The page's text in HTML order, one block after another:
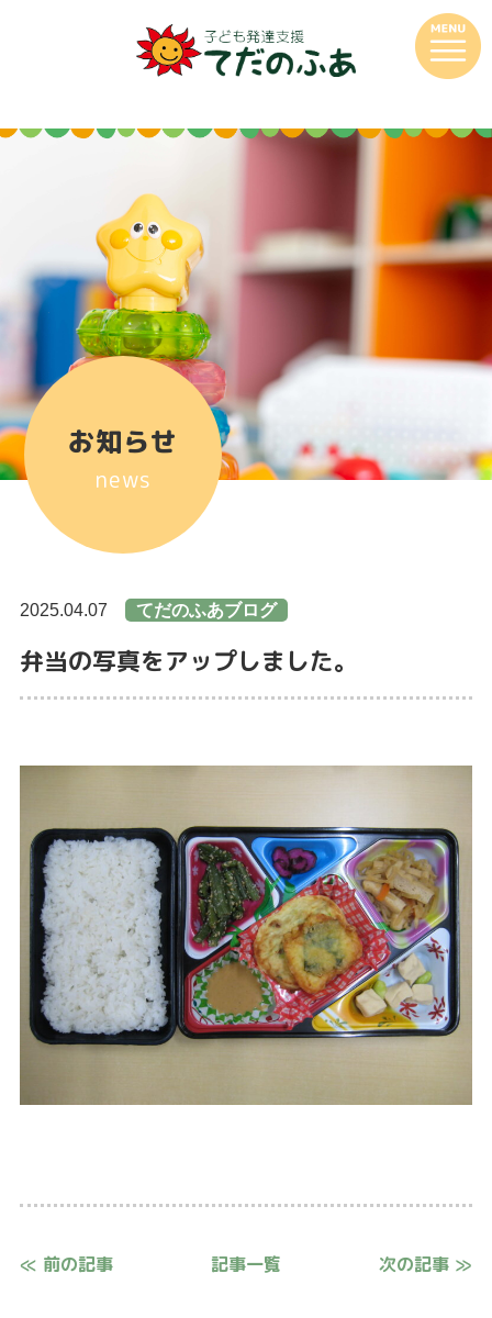
お知らせ
news
2025.04.07 てだのふあブログ
弁当の写真をアップしました。
≪ 前の記事 記事一覧 次の記事 ≫